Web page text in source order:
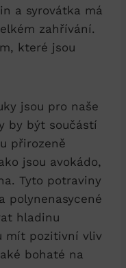
a syrovátka má
zahřívání.
které jsou
jsou pro naše
by být součástí
přirozeně
jsou avokádo,
Tyto potraviny
polynenasycené
hladinu
mít pozitivní vliv
bohaté na